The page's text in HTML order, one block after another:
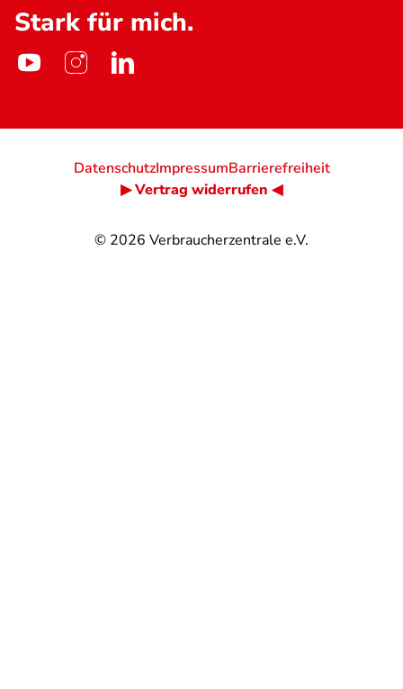
Stark für mich.
© 2026 Verbraucherzentrale e.V.
DatenschutzImpressumBarrierefreiheit
▶ Vertrag widerrufen ◀